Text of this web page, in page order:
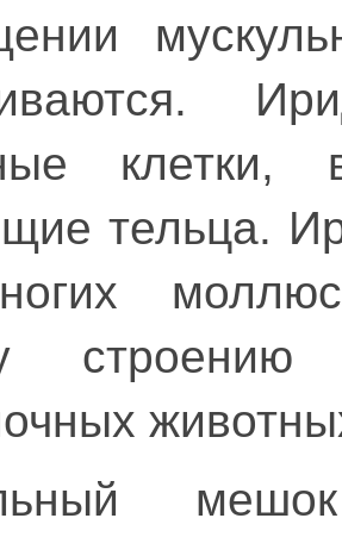
клетки,
тельца.